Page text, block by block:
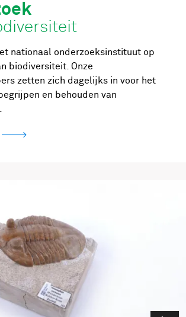
nationaal onderzoeksinstituut op
biodiversiteit. Onze
zetten zich dagelijks in voor het
en behouden van